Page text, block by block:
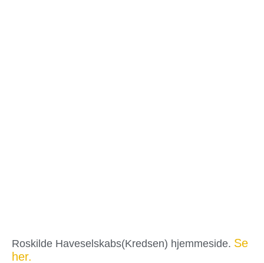
Roskilde Haveselskabs(Kredsen) hjemmeside. Se
her.